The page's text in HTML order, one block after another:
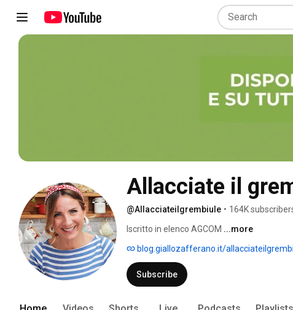
Allacciate il
@Allacciateilgrembiule • 164K
Iscritto in elenco AGCOM ...more
blog.giallozafferano.it/
Subscribe